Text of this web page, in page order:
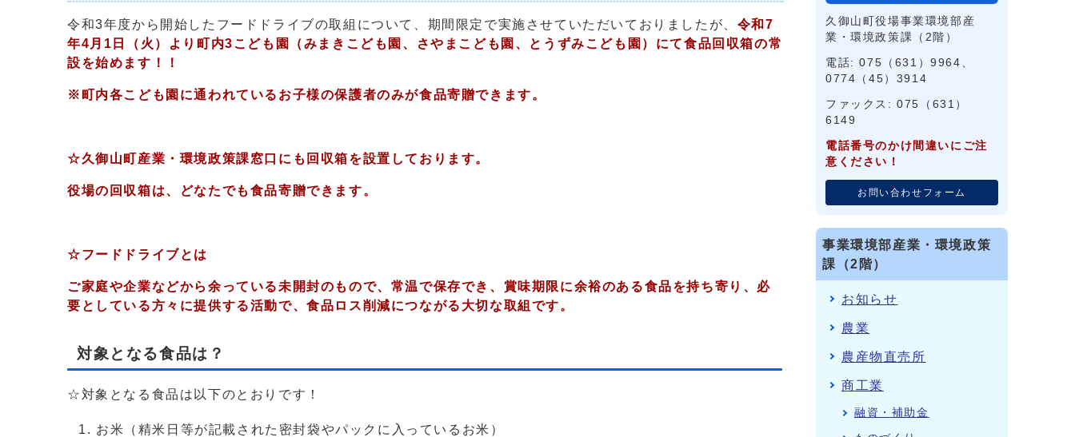
令和3年度から開始したフードドライブの取組について、期間限定で実施させていただいておりましたが、 令和7
年4 月1日（火）より町内3こども園（みまきこども園、さやまこども園、とうずみこども園 ）にて食品回収箱の常
設を始めます！！
※町内各こども園に通われているお子様の保護者のみが食品寄贈できます。
☆久御山町産業・環境政策課窓口にも回収箱を設置しております。
役場の回収箱は、どなたでも食品寄贈できます。
☆フードドライブとは
ご家庭や企業などから余っている未開封のもので、常温で保存でき、賞味期限に余裕のある食品を持ち寄り、必
要としている方々に提供する活動で、食品ロス削減につながる大切な取組です。
対象となる食品は？
☆対象となる食品は以下のとおりです！
お米（精米日等が記載された密封袋やパックに入っているお米）
久御山町役場事業環境部産
業・環境政策課（2階）
電話: 075（631）9964、
0774（45）3914
ファックス: 075（631）
6149
電話番号のかけ間違いにご注
意ください！
お問い合わせフォーム
事業環境部産業・環境政策
課（2階）
お知らせ
農業
農産物直売所
商工業
融資・補助金